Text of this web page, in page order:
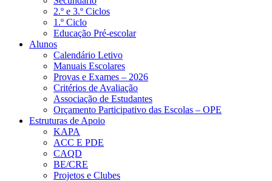
2.º e 3.º Ciclos
1.º Ciclo
Educação Pré-escolar
Alunos
Calendário Letivo
Manuais Escolares
Provas e Exames – 2026
Critérios de Avaliação
Associação de Estudantes
Orçamento Participativo das Escolas – OPE
Estruturas de Apoio
KAPA
ACC E PDE
CAQD
BE/CRE
Projetos e Clubes